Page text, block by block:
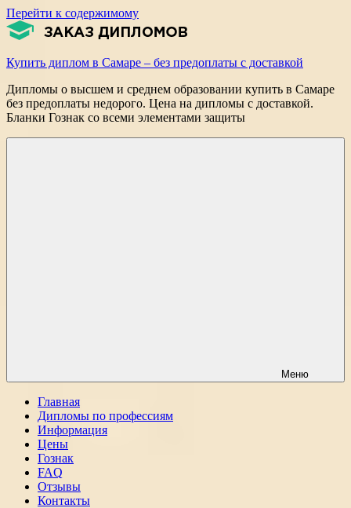
Перейти к содержимому
Купить диплом в Самаре – без предоплаты с доставкой
Дипломы о высшем и среднем образовании купить в Самаре
без предоплаты недорого. Цена на дипломы с доставкой.
Бланки Гознак со всеми элементами защиты
Меню
Главная
Дипломы по профессиям
Информация
Цены
Гознак
FAQ
Отзывы
Контакты